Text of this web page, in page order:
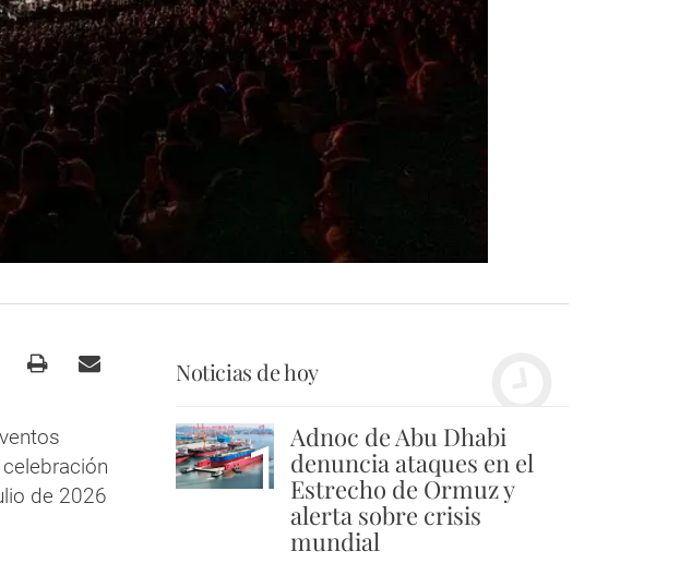
de 2026
Noticias de hoy
1 Adnoc de Abu Dhabi
denuncia ataques en el
Estrecho de Ormuz y
alerta sobre crisis
mundial